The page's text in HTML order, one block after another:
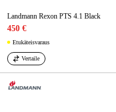
Landmann Rexon PTS 4.1 Black
450 €
Etukäteisvaraus
Vertaile